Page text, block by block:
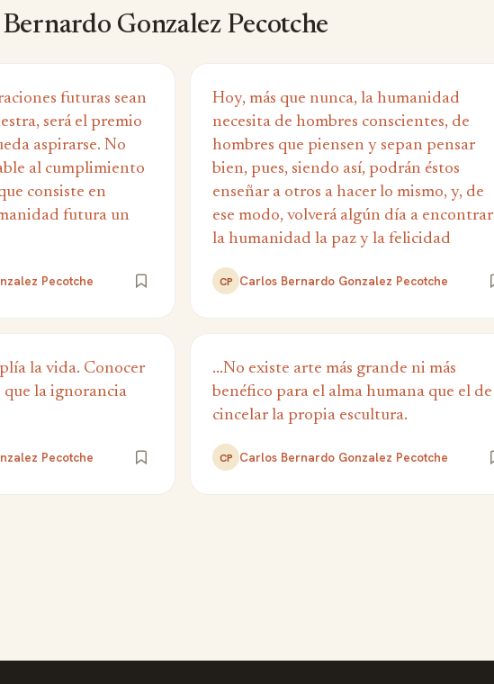
Gonzalez Pecotche
futuras sean
será el premio
aspirarse. No
al cumplimiento
consiste en
futura un
Pecotche
Hoy, más que nunca, la humanidad
necesita de hombres conscientes, de
hombres que piensen y sepan pensar
bien, pues, siendo así, podrán éstos
enseñar a otros a hacer lo mismo, y, de
ese modo, volverá algún día a encontrar
la humanidad la paz y la felicidad
CP Carlos Bernardo Gonzalez Pecotche
la vida. Conocer
la ignorancia
Pecotche
...No existe arte más grande ni más
benéfico para el alma humana que el de
cincelar la propia escultura.
CP Carlos Bernardo Gonzalez Pecotche